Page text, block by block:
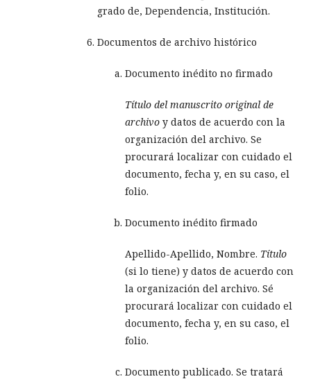
grado de, Dependencia, Institución.
Documentos de archivo histórico
Documento inédito no firmado
Título del manuscrito original de
archivo y datos de acuerdo con la
organización del archivo. Se
procurará localizar con cuidado el
documento, fecha y, en su caso, el
folio.
Documento inédito firmado
Apellido-Apellido, Nombre. Título
(si lo tiene) y datos de acuerdo con
la organización del archivo. Sé
procurará localizar con cuidado el
documento, fecha y, en su caso, el
folio.
Documento publicado. Se tratará